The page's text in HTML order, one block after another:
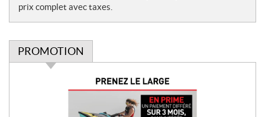
prix complet avec taxes.
PROMOTION